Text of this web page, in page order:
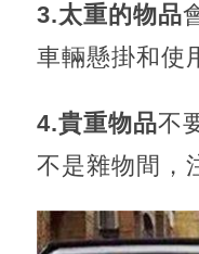
3.太重的物品
車輛懸掛和使
4.貴重物品不
不是雜物間，